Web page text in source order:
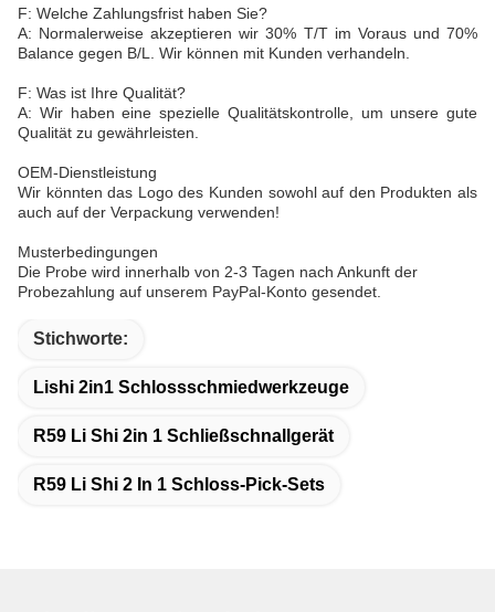
F: Welche Zahlungsfrist haben Sie?
A: Normalerweise akzeptieren wir 30% T/T im Voraus und 70%
Balance gegen B/L. Wir können mit Kunden verhandeln.
F: Was ist Ihre Qualität?
A: Wir haben eine spezielle Qualitätskontrolle, um unsere gute
Qualität zu gewährleisten.
OEM-Dienstleistung
Wir könnten das Logo des Kunden sowohl auf den Produkten als
auch auf der Verpackung verwenden!
Musterbedingungen
Die Probe wird innerhalb von 2-3 Tagen nach Ankunft der
Probezahlung auf unserem PayPal-Konto gesendet.
Stichworte:
Lishi 2in1 Schlossschmiedwerkzeuge
R59 Li Shi 2in 1 Schließschnallgerät
R59 Li Shi 2 In 1 Schloss-Pick-Sets